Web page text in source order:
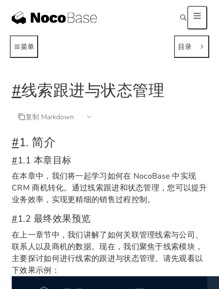
菜单 目录
#线索跟进与状态管理
复制 Markdown
#1. 简介
#1.1 本章目标
在本章中，我们将一起学习如何在 NocoBase 中实现
CRM 商机转化。通过线索跟进和状态管理，您可以提升
业务效率，实现更精细的销售过程控制。
#1.2 最终效果预览
在上一章节中，我们讲解了如何关联管理线索与公司、
联系人以及商机的数据。现在，我们聚焦于线索模块，
主要探讨如何进行线索的跟进与状态管理。请先观看以
下效果示例：